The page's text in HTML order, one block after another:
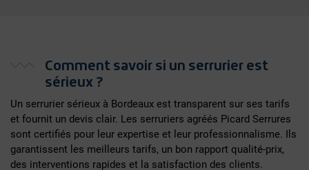
Comment savoir si un serrurier est
sérieux ?
Un serrurier sérieux à Bordeaux est transparent sur ses tarifs
et fournit un devis clair. Les serruriers agréés Picard Serrures
sont certifiés pour leur expertise et leur professionnalisme. Ils
garantissent les meilleurs tarifs, un bon rapport qualité-prix,
des interventions rapides et la satisfaction des clients.